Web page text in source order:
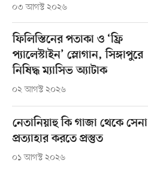
০৩ আগস্ট ২০২৬
ফিলিস্তিনের পতাকা ও ‘ফ্রি
প্যালেস্টাইন’ স্লোগান, সিঙ্গাপুরে
নিষিদ্ধ ম্যাসিভ অ্যাটাক
০২ আগস্ট ২০২৬
নেতানিয়াহু কি গাজা থেকে সেনা
প্রত্যাহার করতে প্রস্তুত
০১ আগস্ট ২০২৬